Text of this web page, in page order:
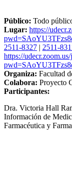
Público: Todo
Lugar: https://
2511-8327 | 2511-
https://
Organiza: Facultad
Colabora: Proyecto
Participantes:
Dra. Victoria Hall
Información de
Farmacéutica y